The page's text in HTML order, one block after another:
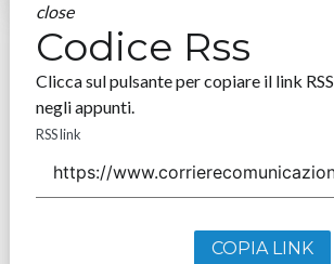
close
Codice Rss
Clicca sul pulsante per copiare il link RSS
negli appunti.
RSS link
COPIA LINK